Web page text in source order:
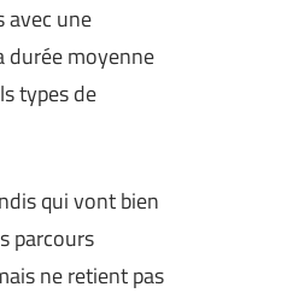
avec une
durée moyenne
types de
qui vont bien
parcours
ne retient pas